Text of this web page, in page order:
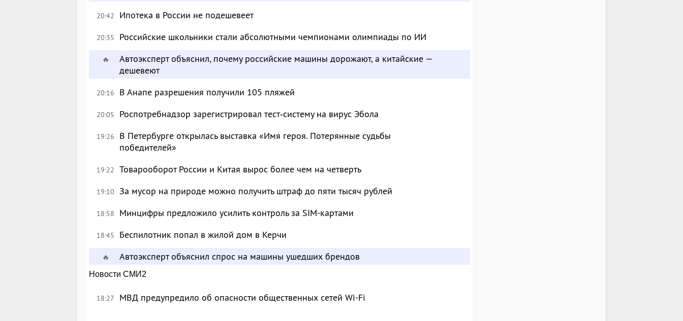
20:42 Ипотека в России не подешевеет
20:35 Российские школьники стали абсолютными чемпионами олимпиады по ИИ
🔥
Автоэксперт объяснил, почему российские машины дорожают, а китайские —
дешевеют
20:16 В Анапе разрешения получили 105 пляжей
20:05 Роспотребнадзор зарегистрировал тест‑систему на вирус Эбола
19:26
В Петербурге открылась выставка «Имя героя. Потерянные судьбы
победителей»
19:22 Товарооборот России и Китая вырос более чем на четверть
19:10 За мусор на природе можно получить штраф до пяти тысяч рублей
18:58 Минцифры предложило усилить контроль за SIM-картами
18:45 Беспилотник попал в жилой дом в Керчи
🔥 Автоэксперт объяснил спрос на машины ушедших брендов
Новости СМИ2
18:27 МВД предупредило об опасности общественных сетей Wi-Fi